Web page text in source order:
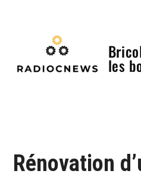
les
Rénovation